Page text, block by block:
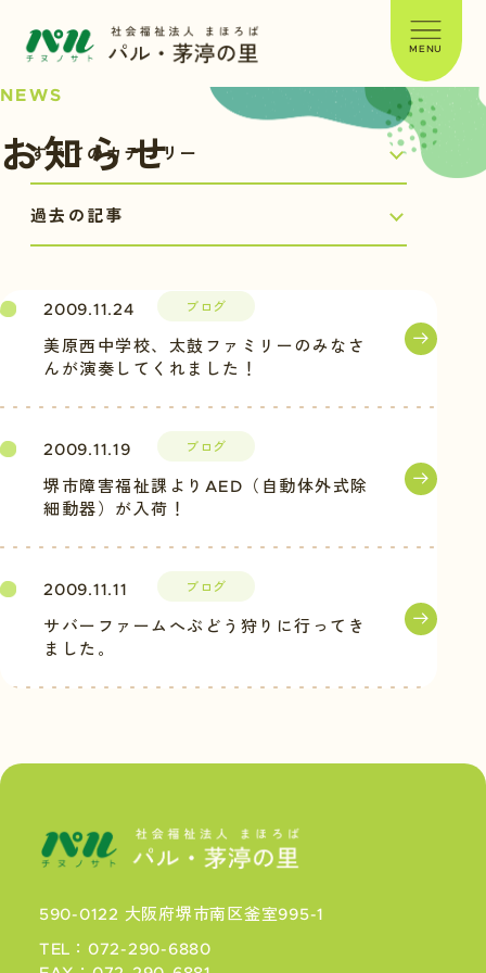
MENU
NEWS
お知らせ
2009.11.24 ブログ
美原西中学校、太鼓ファミリーのみなさ
んが演奏してくれました！
2009.11.19 ブログ
堺市障害福祉課よりAED（自動体外式除
細動器）が入荷！
2009.11.11 ブログ
サバーファームへぶどう狩りに行ってき
ました。
590-0122 大阪府堺市南区釜室995-1
TEL：072-290-6880